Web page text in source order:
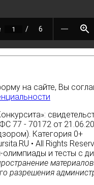
на сайте, Вы
77 - 70172 от
Категория 0+
• All Rights
олимпиады и тесты с
разрешения